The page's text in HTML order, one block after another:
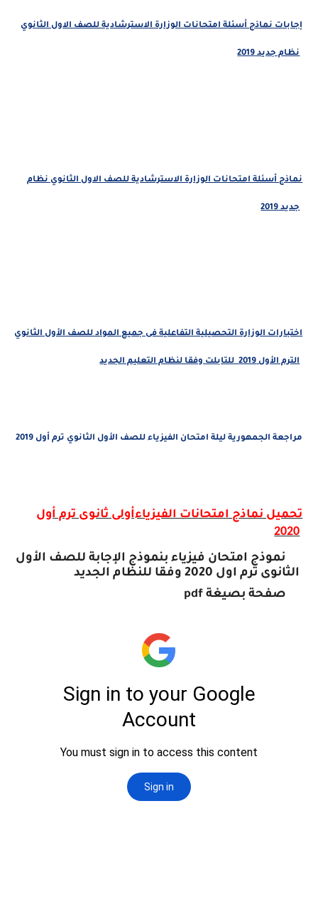
إجابات نماذج أسئلة امتحانات الوزارة الاسترشادية للصف الاول الثانوي
نظام جديد 2019
نماذج أسئلة امتحانات الوزارة الاسترشادية للصف الاول الثانوي نظام
جديد 2019
اختبارات الوزارة التحصيلية التفاعلية فى جميع المواد للصف الأول الثانوي
الترم الأول 2019 للتابلت وفقا لنظام التعليم الجديد
مراجعة الجمهورية ليلة امتحان الفيزياء للصف الأول الثانوي ترم أول 2019
تحميل نماذج امتحانات الفيزياءأولى ثانوى ترم أول
2020
20 نموذج امتحان فيزياء بنموذج الإجابة للصف الأول
الثانوى ترم اول 2020 وفقا للنظام الجديد
pdf